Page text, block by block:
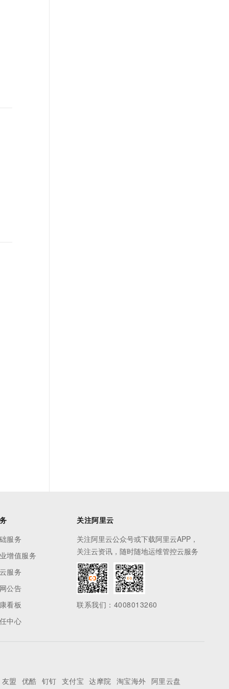
服务
增值服务
服务
公告
看板
中心
关注阿里云
关注阿里云公众号或下载阿里云APP，
关注云资讯，随时随地运维管控云服务
联系我们：4008013260
友盟 优酷 钉钉 支付宝 达摩院 淘宝海外 阿里云盘